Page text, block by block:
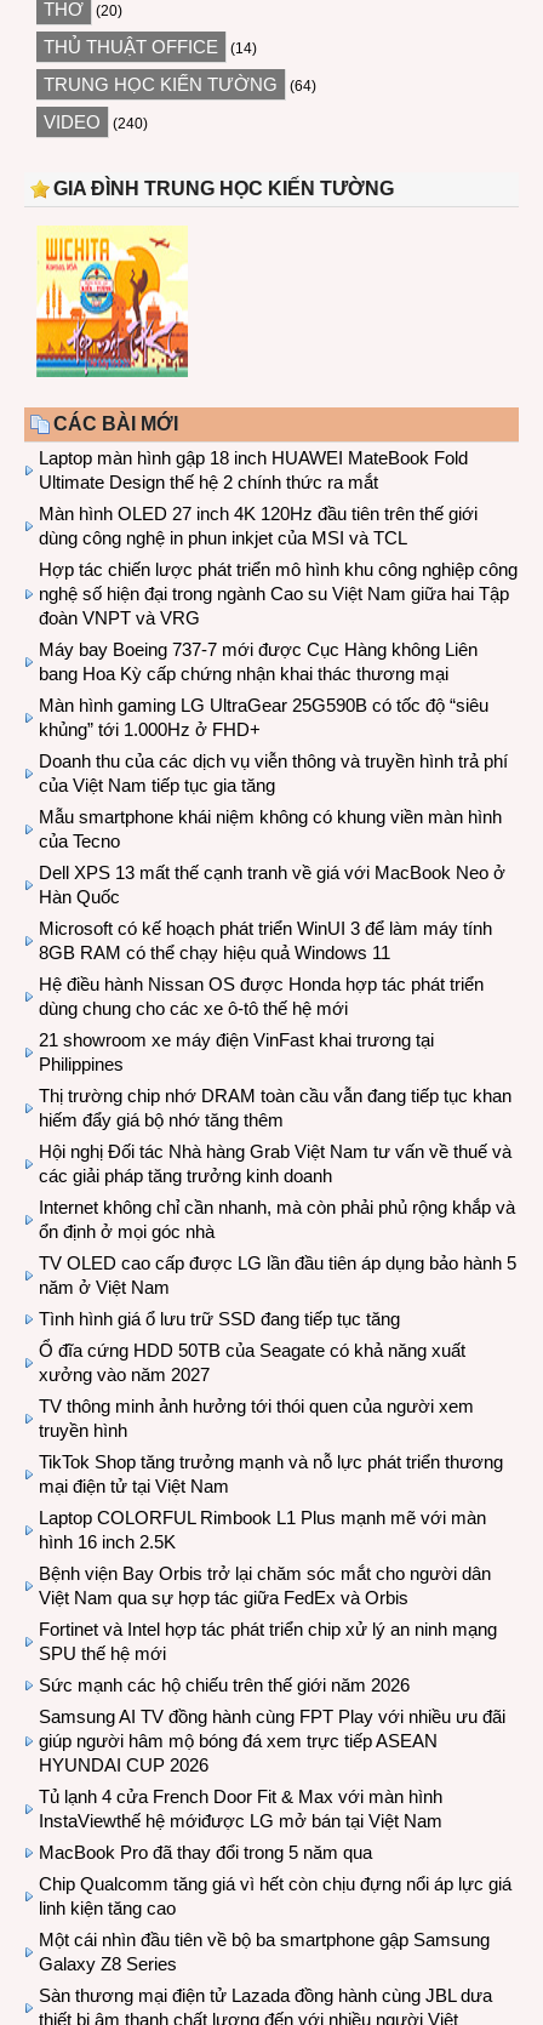
THƠ (20)
THỦ THUẬT OFFICE (14)
TRUNG HỌC KIẾN TƯỜNG (64)
VIDEO (240)
GIA ĐÌNH TRUNG HỌC KIẾN TƯỜNG
CÁC BÀI MỚI
Laptop màn hình gập 18 inch HUAWEI MateBook Fold
Ultimate Design thế hệ 2 chính thức ra mắt
Màn hình OLED 27 inch 4K 120Hz đầu tiên trên thế giới
dùng công nghệ in phun inkjet của MSI và TCL
Hợp tác chiến lược phát triển mô hình khu công nghiệp công
nghệ số hiện đại trong ngành Cao su Việt Nam giữa hai Tập
đoàn VNPT và VRG
Máy bay Boeing 737-7 mới được Cục Hàng không Liên
bang Hoa Kỳ cấp chứng nhận khai thác thương mại
Màn hình gaming LG UltraGear 25G590B có tốc độ “siêu
khủng” tới 1.000Hz ở FHD+
Doanh thu của các dịch vụ viễn thông và truyền hình trả phí
của Việt Nam tiếp tục gia tăng
Mẫu smartphone khái niệm không có khung viền màn hình
của Tecno
Dell XPS 13 mất thế cạnh tranh về giá với MacBook Neo ở
Hàn Quốc
Microsoft có kế hoạch phát triển WinUI 3 để làm máy tính
8GB RAM có thể chạy hiệu quả Windows 11
Hệ điều hành Nissan OS được Honda hợp tác phát triển
dùng chung cho các xe ô-tô thế hệ mới
21 showroom xe máy điện VinFast khai trương tại
Philippines
Thị trường chip nhớ DRAM toàn cầu vẫn đang tiếp tục khan
hiếm đẩy giá bộ nhớ tăng thêm
Hội nghị Đối tác Nhà hàng Grab Việt Nam tư vấn về thuế và
các giải pháp tăng trưởng kinh doanh
Internet không chỉ cần nhanh, mà còn phải phủ rộng khắp và
ổn định ở mọi góc nhà
TV OLED cao cấp được LG lần đầu tiên áp dụng bảo hành 5
năm ở Việt Nam
Tình hình giá ổ lưu trữ SSD đang tiếp tục tăng
Ổ đĩa cứng HDD 50TB của Seagate có khả năng xuất
xưởng vào năm 2027
TV thông minh ảnh hưởng tới thói quen của người xem
truyền hình
TikTok Shop tăng trưởng mạnh và nỗ lực phát triển thương
mại điện tử tại Việt Nam
Laptop COLORFUL Rimbook L1 Plus mạnh mẽ với màn
hình 16 inch 2.5K
Bệnh viện Bay Orbis trở lại chăm sóc mắt cho người dân
Việt Nam qua sự hợp tác giữa FedEx và Orbis
Fortinet và Intel hợp tác phát triển chip xử lý an ninh mạng
SPU thế hệ mới
Sức mạnh các hộ chiếu trên thế giới năm 2026
Samsung AI TV đồng hành cùng FPT Play với nhiều ưu đãi
giúp người hâm mộ bóng đá xem trực tiếp ASEAN
HYUNDAI CUP 2026
Tủ lạnh 4 cửa French Door Fit & Max với màn hình
InstaViewthế hệ mớiđược LG mở bán tại Việt Nam
MacBook Pro đã thay đổi trong 5 năm qua
Chip Qualcomm tăng giá vì hết còn chịu đựng nổi áp lực giá
linh kiện tăng cao
Một cái nhìn đầu tiên về bộ ba smartphone gập Samsung
Galaxy Z8 Series
Sàn thương mại điện tử Lazada đồng hành cùng JBL dưa
thiết bị âm thanh chất lượng đến với nhiều người Việt